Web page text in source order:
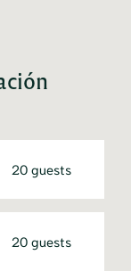
20 guests
20 guests